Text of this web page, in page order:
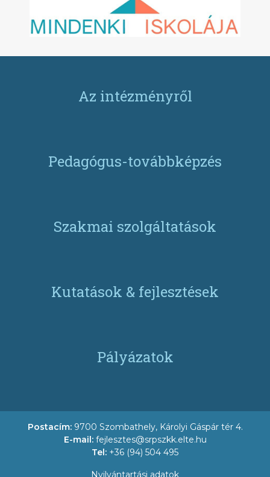
Az intézményről
Pedagógus-továbbképzés
Szakmai szolgáltatások
Kutatások & fejlesztések
Pályázatok
Postacím: 9700 Szombathely, Károlyi Gáspár tér 4.
E-mail: fejlesztes@srpszkk.elte.hu
Tel: +36 (94) 504 495
Nyilvántartási adatok